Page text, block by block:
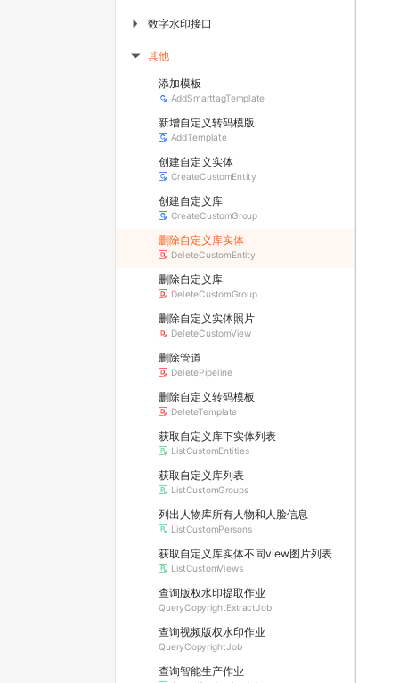
▶ 数字水印接口
▶ 其他
添加模板
AddSmarttagTemplate
新增自定义转码模版
AddTemplate
创建自定义实体
CreateCustomEntity
创建自定义库
CreateCustomGroup
删除自定义库实体
DeleteCustomEntity
删除自定义库
DeleteCustomGroup
删除自定义实体照片
DeleteCustomView
删除管道
DeletePipeline
删除自定义转码模板
DeleteTemplate
获取自定义库下实体列表
ListCustomEntities
获取自定义库列表
ListCustomGroups
列出⼈物库所有⼈物和⼈脸信息
ListCustomPersons
获取自定义库实体不同view图片列表
ListCustomViews
查询版权水印提取作业
QueryCopyrightExtractJob
查询视频版权水印作业
QueryCopyrightJob
查询智能生产作业